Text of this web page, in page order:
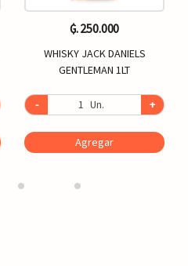
₲. 250.000
WHISKY JACK DANIELS
GENTLEMAN 1LT
- Un. +
Agregar